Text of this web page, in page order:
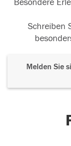
Besondere
Schreiben
Melden Sie